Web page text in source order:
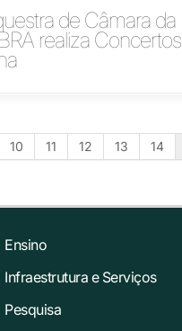
de Câmara da
realiza Concertos
10 11 12 13 14
Ensino
Infraestrutura e Serviços
Pesquisa